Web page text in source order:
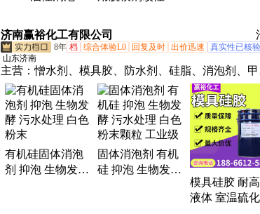
发 应用广泛
好
济南赢裕化工有限公司
8年 档 综合体验L0 回复及时 出价迅速
真实性已核验
山东济南
主营：憎水剂、模具胶、防水剂、硅脂、消泡剂、甲
硅油、二甲基硅油、含氢硅油、硅橡胶、295硅脂、
硅油、羟基硅油、工业硅脂、定制硅脂、桥梁硅脂、
油、107硅橡胶、润滑脂、柔软剂、透明模具、偶联
有机硅固体消泡
剂 抑泡 生物发酵
固体消泡剂 有机
硅 抑泡 生物发酵
模具硅胶 耐
液体 室温硫